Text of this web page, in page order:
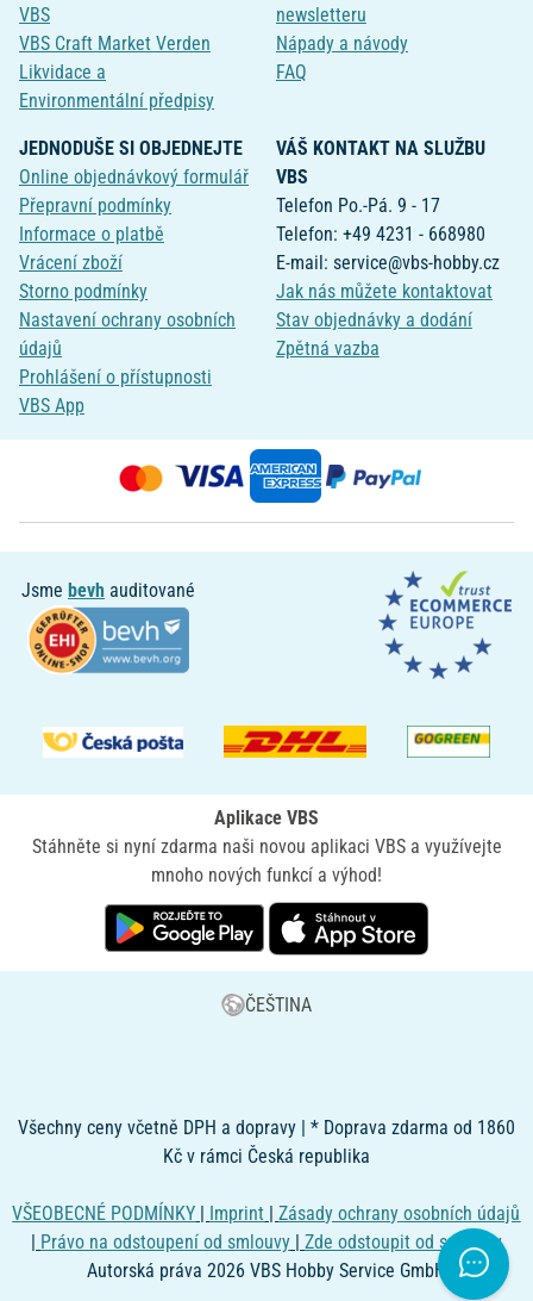
VBS
VBS Craft Market Verden
Likvidace a
Environmentální předpisy
newsletteru
Nápady a návody
FAQ
JEDNODUŠE SI OBJEDNEJTE
Online objednávkový formulář
Přepravní podmínky
Informace o platbě
Vrácení zboží
Storno podmínky
Nastavení ochrany osobních
údajů
Prohlášení o přístupnosti
VBS App
VÁŠ KONTAKT NA SLUŽBU
VBS
Telefon Po.-Pá. 9 - 17
Telefon: +49 4231 - 668980
E-mail: service@vbs-hobby.cz
Jak nás můžete kontaktovat
Stav objednávky a dodání
Zpětná vazba
Jsme bevh auditované
Aplikace VBS
Stáhněte si nyní zdarma naši novou aplikaci VBS a využívejte
mnoho nových funkcí a výhod!
ČEŠTINA
Všechny ceny včetně DPH a dopravy | * Doprava zdarma od 1860
Kč v rámci Česká republika
VŠEOBECNÉ PODMÍNKY | Imprint |Zásady ochrany osobních údajů
| Právo na odstoupení od smlouvy| Zde odstoupit od smlouvy
Autorská práva 2026 VBS Hobby Service GmbH